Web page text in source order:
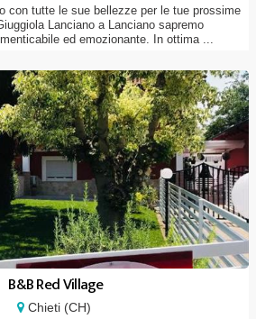
con tutte le sue bellezze per le tue prossime
Lanciano a Lanciano sapremo
ed emozionante. In ottima ...
B&B Red Village
Chieti (CH)